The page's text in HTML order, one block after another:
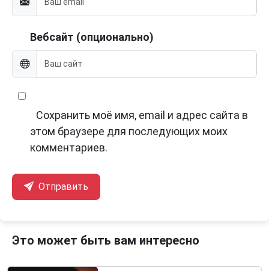
Вебсайт (опционально)
Сохранить моё имя, email и адрес сайта в
этом браузере для последующих моих
комментариев.
Отправить
Это может быть вам интересно